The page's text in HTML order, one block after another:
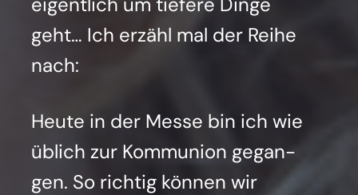
geht… Ich erzähl mal der Rei­he
nach:
Heu­te in der Mes­se bin ich wie
üblich zur Kom­mu­ni­on gegan­
gen. So rich­tig kön­nen wir